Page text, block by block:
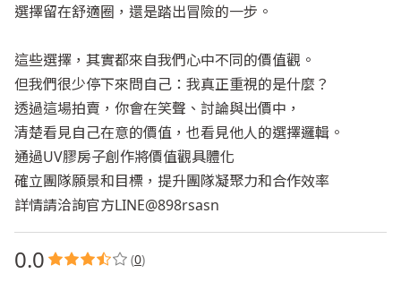
選擇留在舒適圈，還是踏出冒險的一步。
這些選擇，其實都來自我們心中不同的價值觀。
但我們很少停下來問自己：我真正重視的是什麼？
透過這場拍賣，你會在笑聲、討論與出價中，
清楚看見自己在意的價值，也看見他人的選擇邏輯。
通過UV膠房子創作將價值觀具體化
確立團隊願景和目標，提升團隊凝聚力和合作效率
詳情請洽詢官方LINE@898rsasn
0.0 (0)